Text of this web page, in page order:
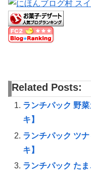
Related Posts:
ランチパック 野
キ】
ランチパック ツ
キ】
ランチパック た